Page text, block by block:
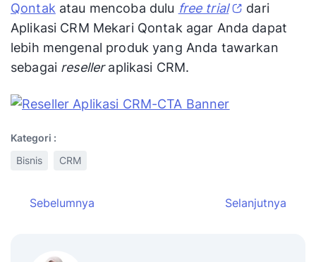
Qontak atau mencoba dulu free trial
dari
Aplikasi CRM Mekari Qontak agar Anda dapat
lebih mengenal produk yang Anda tawarkan
sebagai reselleraplikasi CRM.
Kategori :
Bisnis
CRM
Sebelumnya Selanjutnya